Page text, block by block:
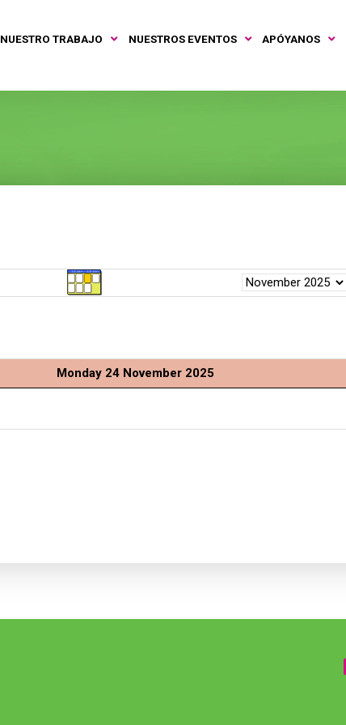
NUESTRO TRABAJO NUESTROS EVENTOS APÓYANOS
Monday 24 November 2025